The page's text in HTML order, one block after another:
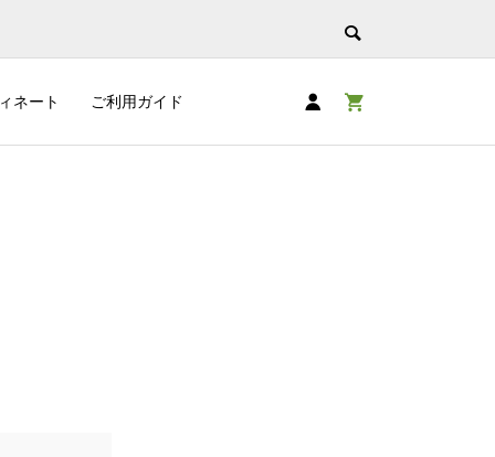
ネート ご利用ガイド